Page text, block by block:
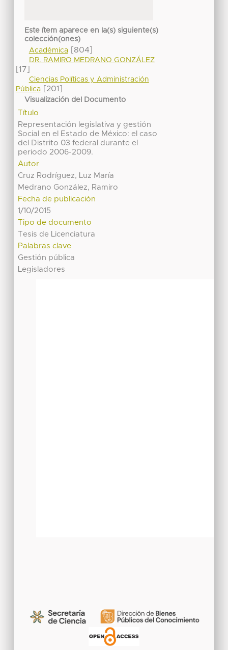
Este ítem aparece en la(s) siguiente(s)
colección(ones)
Académica[804]
DR. RAMIRO MEDRANO GONZÁLEZ
[17]
Ciencias Políticas y Administración
Pública[201]
Visualización del Documento
Título
Representación legislativa y gestión
Social en el Estado de México: el caso
del Distrito 03 federal durante el
periodo 2006-2009.
Autor
Cruz Rodríguez, Luz María
Medrano González, Ramiro
Fecha de publicación
1/10/2015
Tipo de documento
Tesis de Licenciatura
Palabras clave
Gestión pública
Legisladores